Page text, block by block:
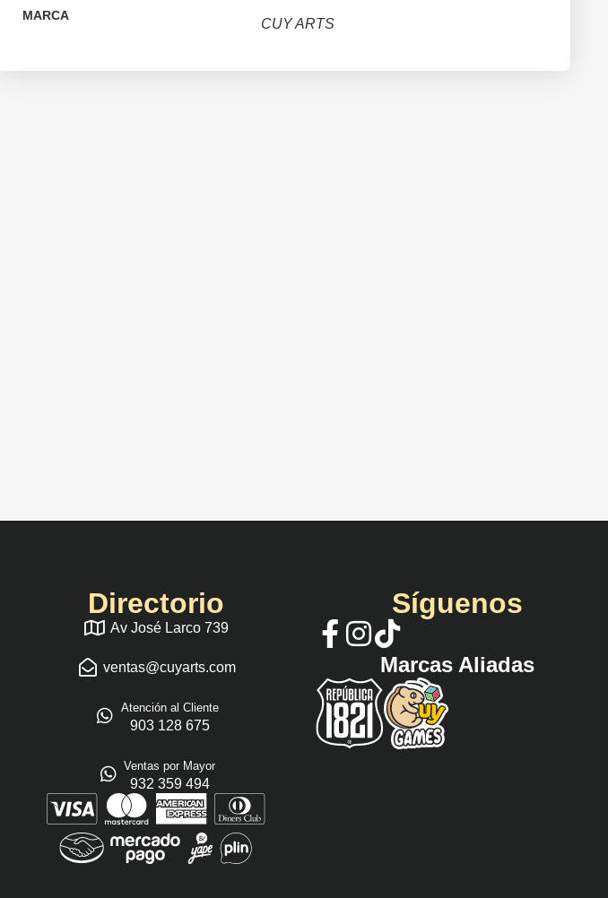
MARCA
CUY ARTS
Directorio
Av José Larco 739
ventas@cuyarts.com
Atención al Cliente
903 128 675
Ventas por Mayor
932 359 494
Síguenos
Marcas Aliadas